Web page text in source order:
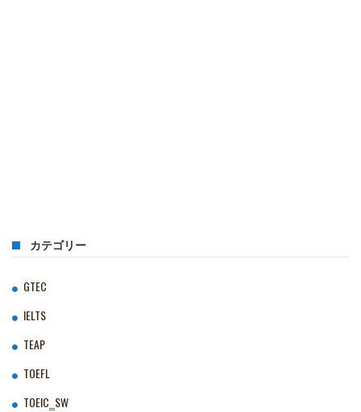
カテゴリー
GTEC
IELTS
TEAP
TOEFL
TOEIC‗SW